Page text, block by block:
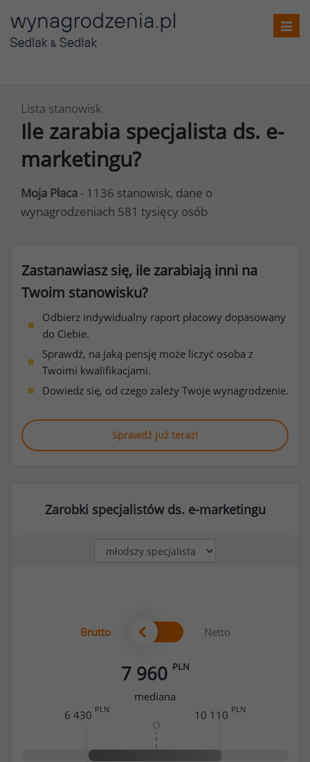
Lista stanowisk
Ile zarabia specjalista ds. e-
marketingu?
Moja Płaca - 1136 stanowisk, dane o
wynagrodzeniach 581 tysięcy osób
Zastanawiasz się, ile zarabiają inni na
Twoim stanowisku?
Odbierz indywidualny raport płacowy dopasowany
do Ciebie.
Sprawdź, na jaką pensję może liczyć osoba z
Twoimi kwalifikacjami.
Dowiedz się, od czego zależy Twoje wynagrodzenie.
Sprawdź już teraz!
Zarobki specjalistów ds. e-marketingu
Brutto Netto
7 960 PLN
mediana
6 430 PLN 10 110 PLN